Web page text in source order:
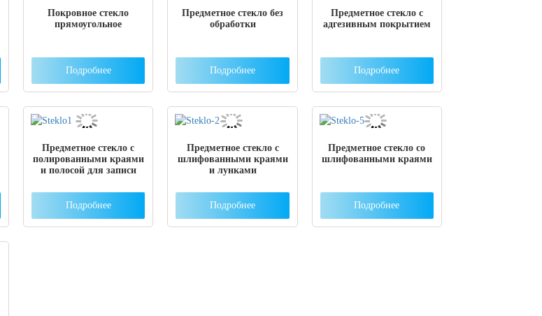
Покровное стекло
прямоугольное
Подробнее
Предметное стекло без
обработки
Подробнее
Предметное стекло с
адгезивным покрытием
Подробнее
Предметное стекло с
полированными краями
и полосой для записи
Подробнее
Предметное стекло с
шлифованными краями
и лунками
Подробнее
Предметное стекло со
шлифованными краями
Подробнее